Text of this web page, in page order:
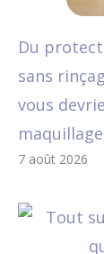
Du
sans
vous
7 août 2026